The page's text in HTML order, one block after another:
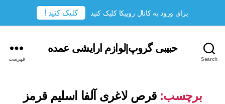
Search
حبیبی گروپ|لوازم ارایشی عمده
فهرست
برچسب: قرص لاغری آلفا اسلیم قرمز
برای ورود به کانال روبیکا کلیک کنید کلیک کنید !